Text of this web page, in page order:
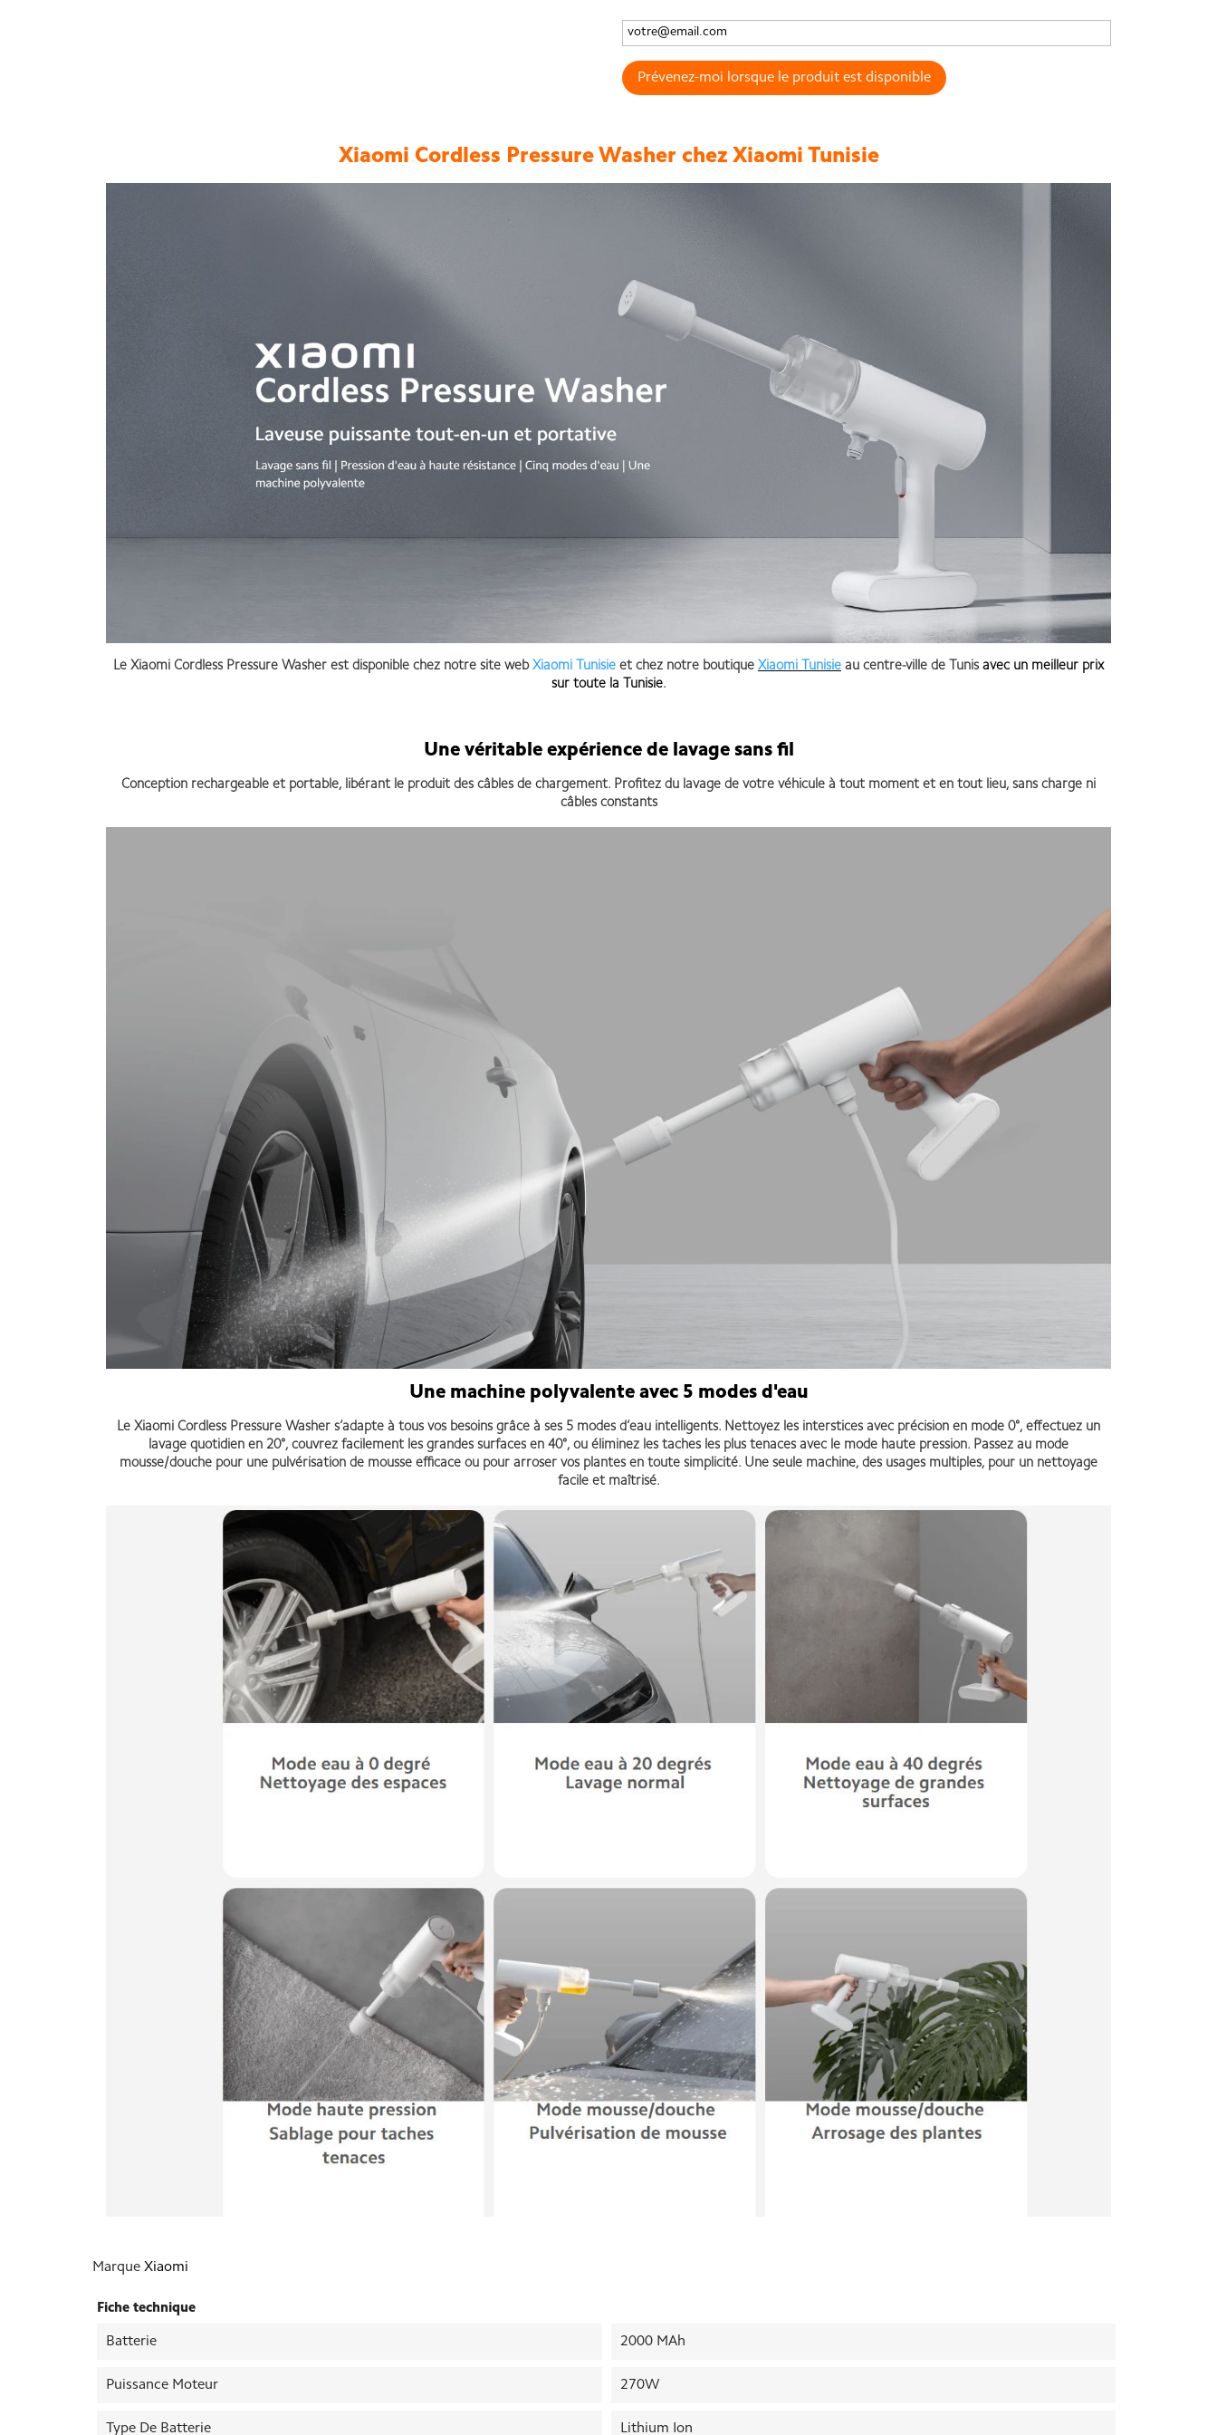
Prévenez-moi lorsque le produit est disponible
Xiaomi Cordless Pressure Washer chez Xiaomi Tunisie
Le Xiaomi Cordless Pressure Washer est disponible chez notre site web Xiaomi Tunisie et chez notre boutique Xiaomi Tunisie au centre-ville de Tunis avec un meilleur prix
sur toute la Tunisie.
Une véritable expérience de lavage sans fil
Conception rechargeable et portable, libérant le produit des câbles de chargement. Profitez du lavage de votre véhicule à tout moment et en tout lieu, sans charge ni
câbles constants
Une machine polyvalente avec 5 modes d'eau
Le Xiaomi Cordless Pressure Washer s’adapte à tous vos besoins grâce à ses 5 modes d’eau intelligents. Nettoyez les interstices avec précision en mode 0°, effectuez un
lavage quotidien en 20°, couvrez facilement les grandes surfaces en 40°, ou éliminez les taches les plus tenaces avec le mode haute pression. Passez au mode
mousse/douche pour une pulvérisation de mousse efficace ou pour arroser vos plantes en toute simplicité. Une seule machine, des usages multiples, pour un nettoyage
facile et maîtrisé.
Marque Xiaomi
Fiche technique
Batterie 2000 MAh
Puissance Moteur 270W
Type De Batterie Lithium Ion